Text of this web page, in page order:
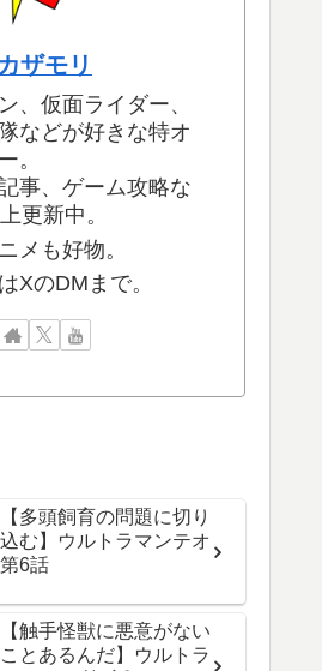
カザモリ
、仮面ライダー、
などが好きな特オ
。
事、ゲーム攻略な
更新中。
メも好物。
XのDMまで。
【多頭飼育の問題に切り
込む】ウルトラマンテオ
第6話
【触手怪獣に悪意がない
ことあるんだ】ウルトラ